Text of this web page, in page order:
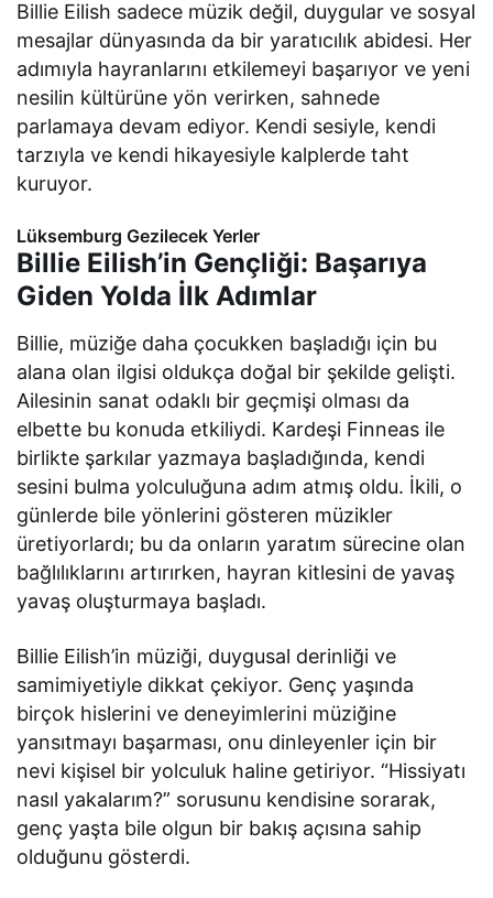
Billie Eilish sadece müzik değil, duygular ve sosyal
mesajlar dünyasında da bir yaratıcılık abidesi. Her
adımıyla hayranlarını etkilemeyi başarıyor ve yeni
nesilin kültürüne yön verirken, sahnede
parlamaya devam ediyor. Kendi sesiyle, kendi
tarzıyla ve kendi hikayesiyle kalplerde taht
kuruyor.
Lüksemburg Gezilecek Yerler
Billie Eilish’in Gençliği: Başarıya
Giden Yolda İlk Adımlar
Billie, müziğe daha çocukken başladığı için bu
alana olan ilgisi oldukça doğal bir şekilde gelişti.
Ailesinin sanat odaklı bir geçmişi olması da
elbette bu konuda etkiliydi. Kardeşi Finneas ile
birlikte şarkılar yazmaya başladığında, kendi
sesini bulma yolculuğuna adım atmış oldu. İkili, o
günlerde bile yönlerini gösteren müzikler
üretiyorlardı; bu da onların yaratım sürecine olan
bağlılıklarını artırırken, hayran kitlesini de yavaş
yavaş oluşturmaya başladı.
Billie Eilish’in müziği, duygusal derinliği ve
samimiyetiyle dikkat çekiyor. Genç yaşında
birçok hislerini ve deneyimlerini müziğine
yansıtmayı başarması, onu dinleyenler için bir
nevi kişisel bir yolculuk haline getiriyor. “Hissiyatı
nasıl yakalarım?” sorusunu kendisine sorarak,
genç yaşta bile olgun bir bakış açısına sahip
olduğunu gösterdi.